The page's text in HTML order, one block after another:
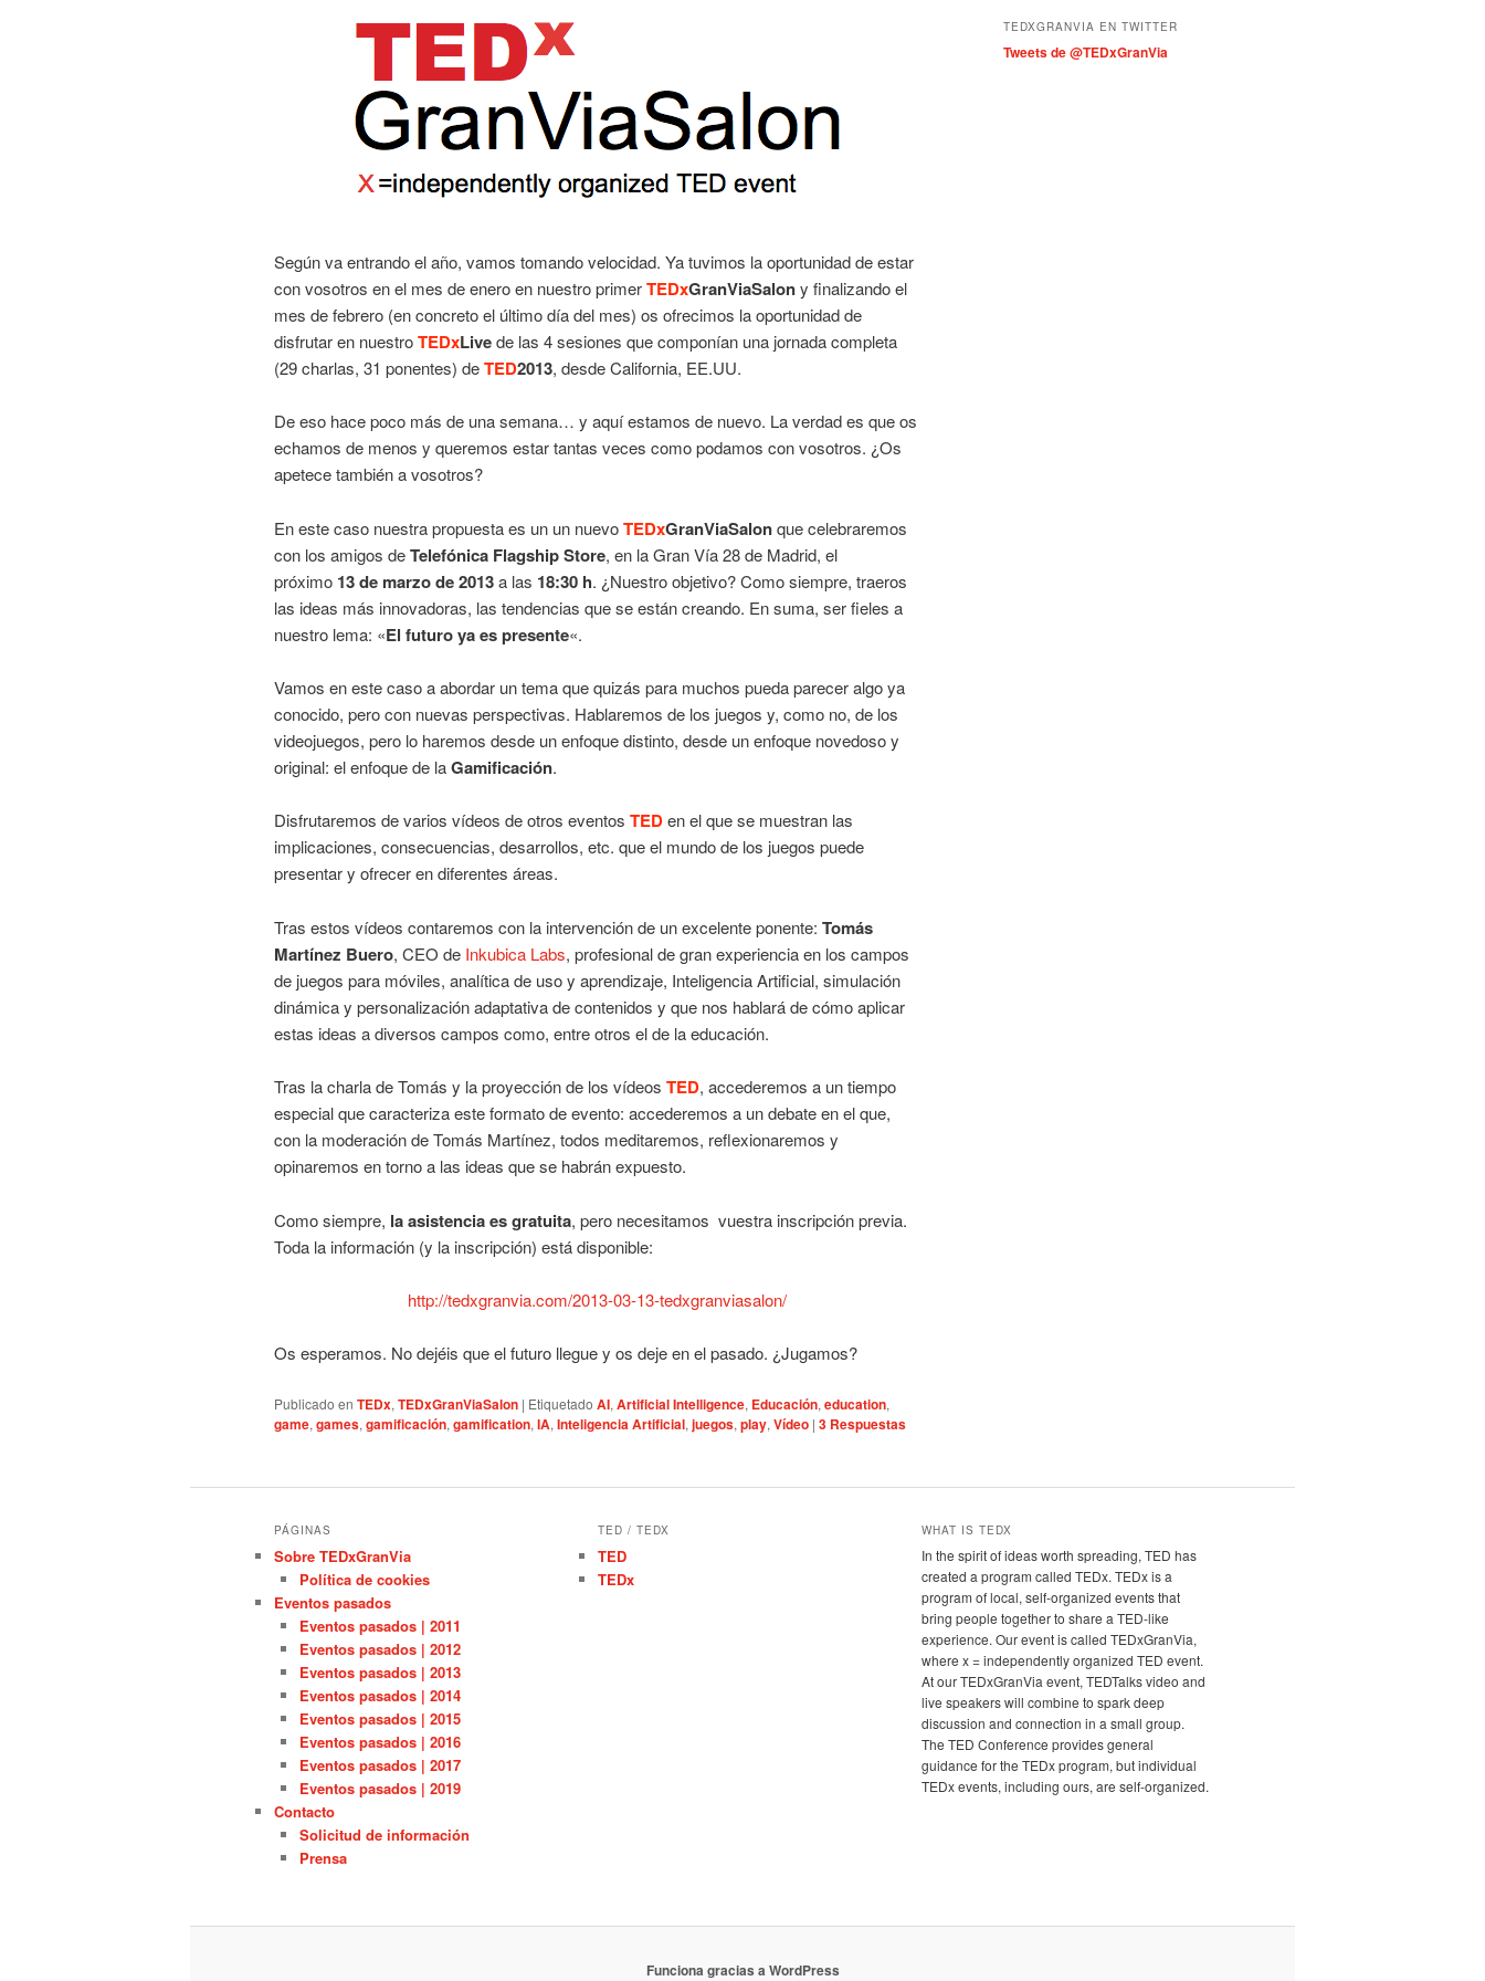
Según va entrando el año, vamos tomando velocidad. Ya tuvimos la oportunidad de estar
con vosotros en el mes de enero en nuestro primerTEDxGranViaSalony finalizando el
mes de febrero (en concreto el último día del mes) os ofrecimos la oportunidad de
disfrutar en nuestroTEDxLivede las 4 sesiones que componían una jornada completa
(29 charlas, 31 ponentes) deTED2013, desde California, EE.UU.
De eso hace poco más de una semana… y aquí estamos de nuevo. La verdad es que os
echamos de menos y queremos estar tantas veces como podamos con vosotros. ¿Os
apetece también a vosotros?
En este caso nuestra propuesta es un un nuevoTEDxGranViaSalonque celebraremos
con los amigos deTelefónica Flagship Store, en la Gran Vía 28 de Madrid, el
próximo 13 de marzo de 2013a las 18:30 h. ¿Nuestro objetivo? Como siempre, traeros
las ideas más innovadoras, las tendencias que se están creando. En suma, ser fieles a
nuestro lema: «El futuro ya es presente«.
Vamos en este caso a abordar un tema que quizás para muchos pueda parecer algo ya
conocido, pero con nuevas perspectivas. Hablaremos de los juegos y, como no, de los
videojuegos, pero lo haremos desde un enfoque distinto, desde un enfoque novedoso y
original: el enfoque de laGamificación.
Disfrutaremos de varios vídeos de otros eventos TEDen el que se muestran las
implicaciones, consecuencias, desarrollos, etc. que el mundo de los juegos puede
presentar y ofrecer en diferentes áreas.
Tras estos vídeos contaremos con la intervención de un excelente ponente: Tomás
Martínez Buero, CEO de Inkubica Labs, profesional de gran experiencia en los campos
de juegos para móviles, analítica de uso y aprendizaje, Inteligencia Artificial, simulación
dinámica y personalización adaptativa de contenidos y que nos hablará de cómo aplicar
estas ideas a diversos campos como, entre otros el de la educación.
Tras la charla de Tomás y la proyección de los vídeos TED, accederemos a un tiempo
especial que caracteriza este formato de evento: accederemos a un debate en el que,
con la moderación de Tomás Martínez, todos meditaremos, reflexionaremos y
opinaremos en torno a las ideas que se habrán expuesto.
Como siempre, la asistencia es gratuita, pero necesitamos vuestra inscripción previa.
Toda la información (y la inscripción) está disponible:
http://tedxgranvia.com/2013-03-13-tedxgranviasalon/
Os esperamos. No dejéis que el futuro llegue y os deje en el pasado. ¿Jugamos?
Publicado en TEDx, TEDxGranViaSalon | Etiquetado AI, Artificial Intelligence, Educación, education,
game, games, gamificación, gamification, IA, Inteligencia Artificial, juegos, play, Vídeo | 3 Respuestas
a
s
TEDXGRANVIA EN TWITTER
Tweets de @TEDxGranVia
PÁGINAS
Sobre TEDxGranVia
Política de cookies
Eventos pasados
Eventos pasados | 2011
Eventos pasados | 2012
Eventos pasados | 2013
Eventos pasados | 2014
Eventos pasados | 2015
Eventos pasados | 2016
Eventos pasados | 2017
Eventos pasados | 2019
Contacto
Solicitud de información
Prensa
TED / TEDX
TED
TEDx
WHAT IS TEDX
In the spirit of ideas worth spreading, TED has
created a program called TEDx. TEDx is a
program of local, self-organized events that
bring people together to share a TED-like
experience. Our event is called TEDxGranVia,
where x = independently organized TED event.
At our TEDxGranVia event, TEDTalks video and
live speakers will combine to spark deep
discussion and connection in a small group.
The TED Conference provides general
guidance for the TEDx program, but individual
TEDx events, including ours, are self-organized.
Funciona gracias a WordPress